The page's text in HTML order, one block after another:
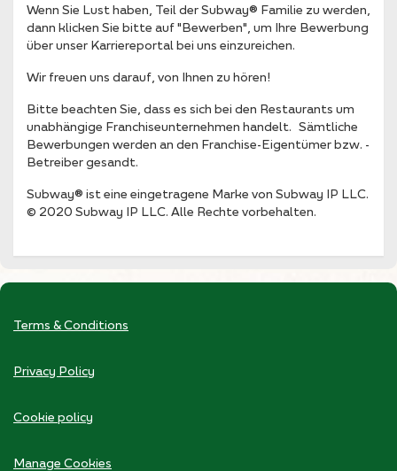
Wenn Sie Lust haben, Teil der Subway® Familie zu werden,
dann klicken Sie bitte auf "Bewerben", um Ihre Bewerbung
über unser Karriereportal bei uns einzureichen.
Wir freuen uns darauf, von Ihnen zu hören!
Bitte beachten Sie, dass es sich bei den Restaurants um
unabhängige Franchiseunternehmen handelt. Sämtliche
Bewerbungen werden an den Franchise-Eigentümer bzw. -
Betreiber gesandt.
Subway® ist eine eingetragene Marke von Subway IP LLC.
© 2020 Subway IP LLC. Alle Rechte vorbehalten.
Terms & Conditions
Privacy Policy
Cookie policy
Manage Cookies